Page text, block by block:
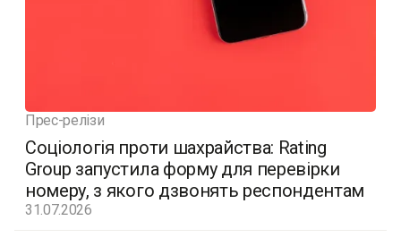
Прес-релізи
Соціологія проти шахрайства: Rating
Group запустила форму для перевірки
номеру, з якого дзвонять респондентам
31.07.2026